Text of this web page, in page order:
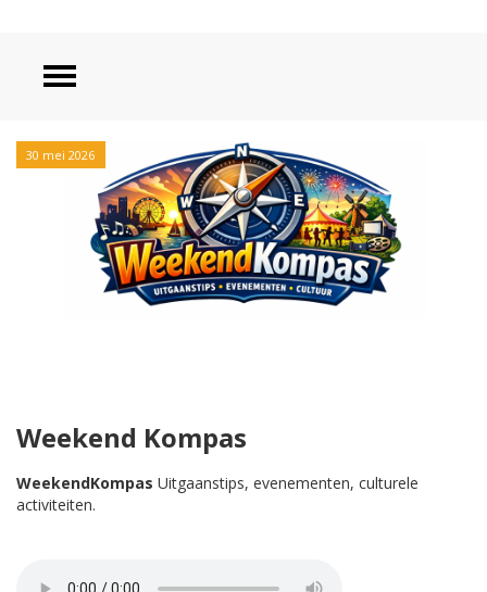
30 mei 2026
Weekend Kompas
WeekendKompas Uitgaanstips, evenementen, culturele
activiteiten.